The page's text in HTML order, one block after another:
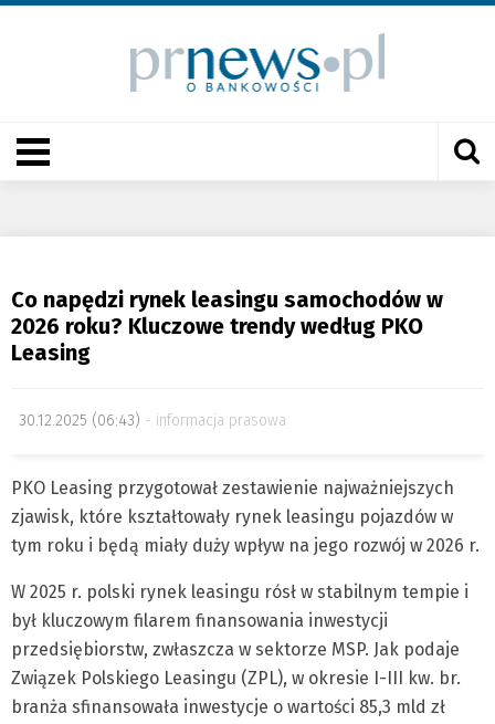
Co napędzi rynek leasingu samochodów w
2026 roku? Kluczowe trendy według PKO
Leasing
30.12.2025 (06:43) informacja prasowa
PKO Leasing przygotował zestawienie najważniejszych
zjawisk, które kształtowały rynek leasingu pojazdów w
tym roku i będą miały duży wpływ na jego rozwój w 2026 r.
W 2025 r. polski rynek leasingu rósł w stabilnym tempie i
był kluczowym filarem finansowania inwestycji
przedsiębiorstw, zwłaszcza w sektorze MSP. Jak podaje
Związek Polskiego Leasingu (ZPL), w okresie I-III kw. br.
branża sfinansowała inwestycje o wartości 85,3 mld zł